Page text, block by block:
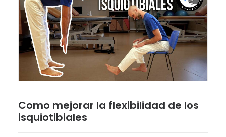
Como mejorar la flexibilidad de los
isquiotibiales